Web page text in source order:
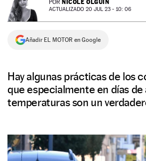
NEWSLETTER
SÍGUENOS
POR NICOLE OLGUÍN
ACTUALIZADO 20 JUL 23 - 10: 06
Añadir EL MOTOR en Google
Hay algunas prácticas de los
que especialmente en días de
temperaturas son un